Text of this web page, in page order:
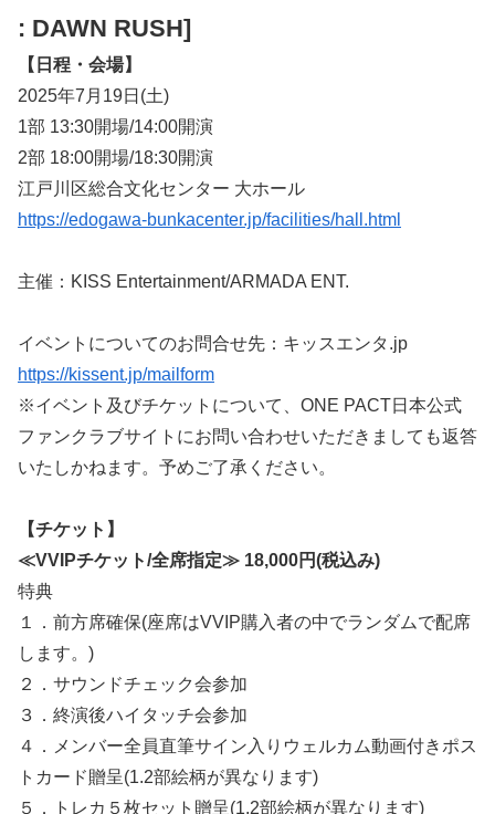
: DAWN RUSH]
【日程・会場】
2025年7月19日(土)
1部 13:30開場/14:00開演
2部 18:00開場/18:30開演
江戸川区総合文化センター 大ホール
https://edogawa-bunkacenter.jp/facilities/hall.html
主催：KISS Entertainment/ARMADA ENT.
イベントについてのお問合せ先：キッスエンタ.jp
https://kissent.jp/mailform
※イベント及びチケットについて、ONE PACT日本公式
ファンクラブサイトにお問い合わせいただきましても返答
いたしかねます。予めご了承ください。
【チケット】
≪VVIPチケット/全席指定≫ 18,000円(税込み)
特典
１．前方席確保(座席はVVIP購入者の中でランダムで配席
します。)
２．サウンドチェック会参加
３．終演後ハイタッチ会参加
４．メンバー全員直筆サイン入りウェルカム動画付きポス
トカード贈呈(1.2部絵柄が異なります)
５．トレカ５枚セット贈呈(1.2部絵柄が異なります)